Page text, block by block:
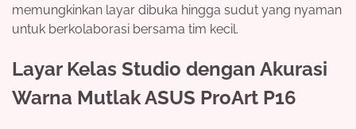
memungkinkan layar dibuka hingga sudut yang nyaman
untuk berkolaborasi bersama tim kecil.
Layar Kelas Studio dengan Akurasi
Warna Mutlak ASUS ProArt P16